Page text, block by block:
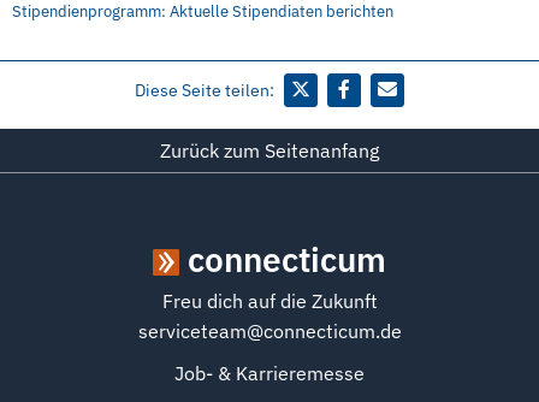
Stipendienprogramm: Aktuelle Stipendiaten berichten
Diese Seite teilen:
Zurück zum Seitenanfang
connecticum
Freu dich auf die Zukunft
serviceteam@connecticum.de
Job- & Karrieremesse